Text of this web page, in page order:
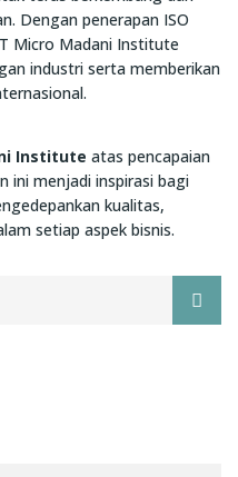
Dengan penerapan ISO
Micro Madani Institute
industri serta memberikan
Institute atas pencapaian
ini menjadi inspirasi bagi
kualitas,
setiap aspek bisnis.